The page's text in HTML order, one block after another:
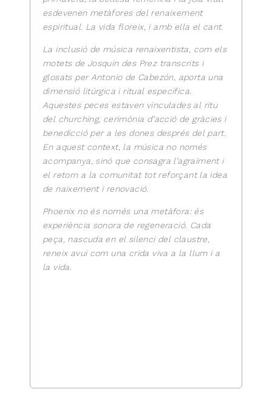
esdevenen metàfores del renaixement
espiritual. La vida floreix, i amb ella el cant.
La inclusió de música renaixentista, com els
motets de Josquin des Prez transcrits i
glosats per Antonio de Cabezón, aporta una
dimensió litúrgica i ritual específica.
Aquestes peces estaven vinculades al ritu
del churching, cerimònia d’acció de gràcies i
benedicció per a les dones després del part.
En aquest context, la música no només
acompanya, sinó que consagra l’agraïment i
el retorn a la comunitat tot reforçant la idea
de naixement i renovació.
Phoenix no és només una metàfora: és
experiència sonora de regeneració. Cada
peça, nascuda en el silenci del claustre,
reneix avui com una crida viva a la llum i a
la vida.